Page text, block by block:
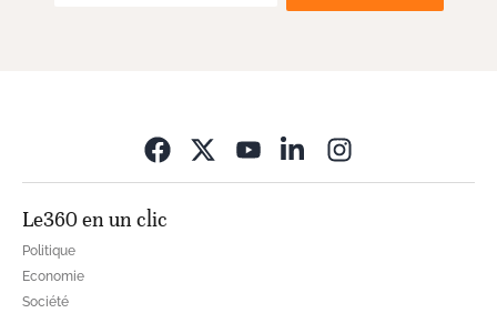
Le360 en un clic
Politique
Economie
Société